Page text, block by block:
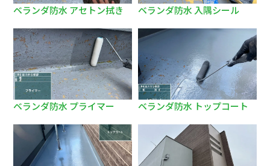
ベランダ防水 アセトン拭き ベランダ防水 入隅シール
ベランダ防水 プライマー ベランダ防水 トップコート